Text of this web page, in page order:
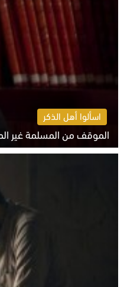
اسألوا أهل الذكر
الموقف من المسلمة غير
الخميس 6 أغسطس 2026 10:45 ص